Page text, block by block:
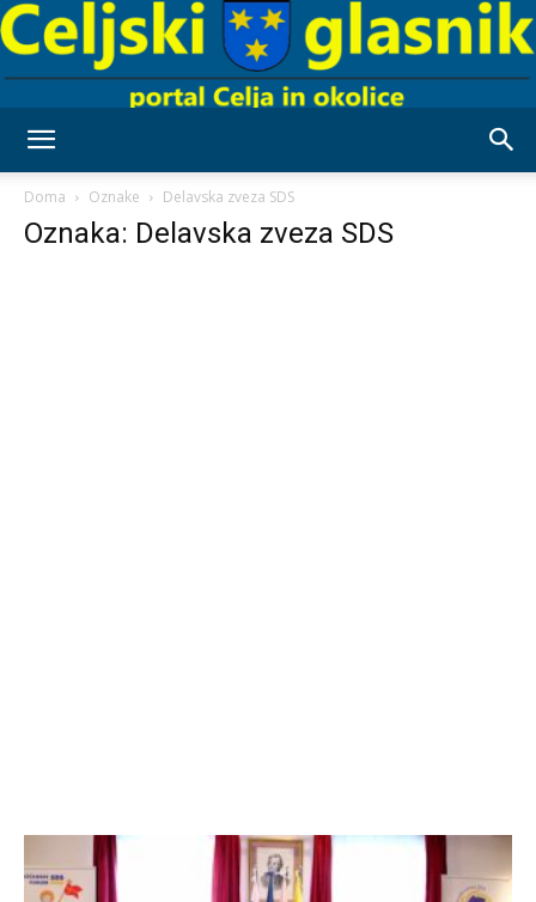
Doma Oznake Delavska zveza SDS
Oznaka: Delavska zveza SDS